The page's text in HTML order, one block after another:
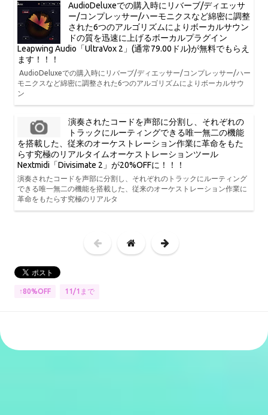
AudioDeluxeでの購入時にリバーブ/ディエッサ
ー/コンプレッサー/ハーモニクスなど綿密に調整
された6つのアルゴリズムによりボーカルサウン
ドの質を迅速に上げるボーカルプラグイン
Leapwing Audio「UltraVox 2」(通常79.00ドル)が無料でもらえ
ます！！！
AudioDeluxeでの購入時にリバーブ/ディエッサー/コンプレッサー/ハー
モニクスなど綿密に調整された6つのアルゴリズムによりボーカルサウ
ン
演奏されたコードを声部に分割し、それぞれの
トラックにルーティングできる唯一無二の機能
を搭載した、従来のオーケストレーション作業に革命をもた
らす究極のリアルタイムオーケストレーションツール
Nextmidi「Divisimate 2」が20%OFFに！！！
演奏されたコードを声部に分割し、それぞれのトラックにルーティング
できる唯一無二の機能を搭載した、従来のオーケストレーション作業に
革命をもたらす究極のリアルタ
↑80%OFF 11/1まで